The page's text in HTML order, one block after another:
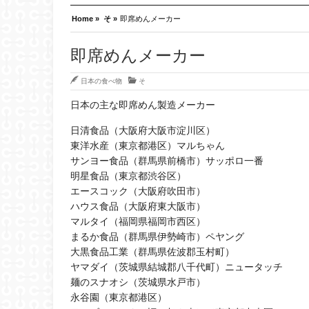
Home » そ » 即席めんメーカー
即席めんメーカー
日本の食べ物 そ
日本の主な即席めん製造メーカー
日清食品（大阪府大阪市淀川区）
東洋水産（東京都港区）マルちゃん
サンヨー食品（群馬県前橋市）サッポロ一番
明星食品（東京都渋谷区）
エースコック（大阪府吹田市）
ハウス食品（大阪府東大阪市）
マルタイ（福岡県福岡市西区）
まるか食品（群馬県伊勢崎市）ペヤング
大黒食品工業（群馬県佐波郡玉村町）
ヤマダイ（茨城県結城郡八千代町）ニュータッチ
麺のスナオシ（茨城県水戸市）
永谷園（東京都港区）